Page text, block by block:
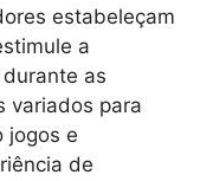
estabeleçam
a
as
variados para
jogos e
de